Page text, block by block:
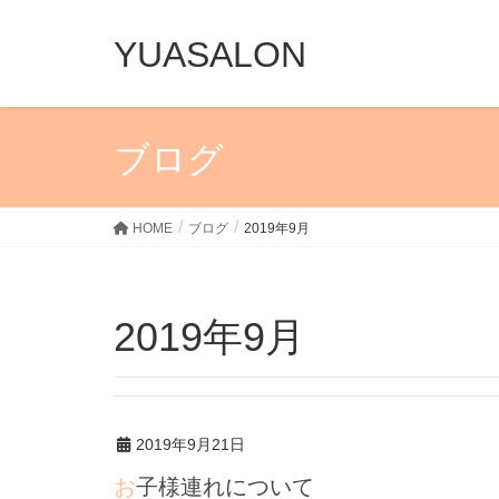
YUASALON
ブログ
HOME ブログ 2019年9月
2019年9月
2019年9月21日
お子様連れについて